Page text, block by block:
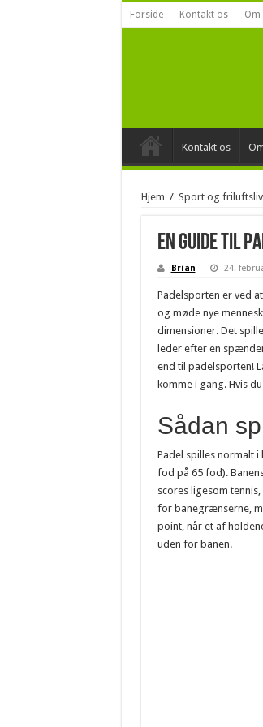
Forside Kontakt os Om
Kontakt os
Hjem / Sport og friluftsliv
En guide til
Brian 24.
Padelsporten er ved
og møde nye
dimensioner. Det
leder efter en
end til padelsporten!
komme i gang. Hvis
Sådan
Padel spilles normalt
fod på 65 fod).
scores ligesom
for banegrænserne,
point, når et af
uden for banen.